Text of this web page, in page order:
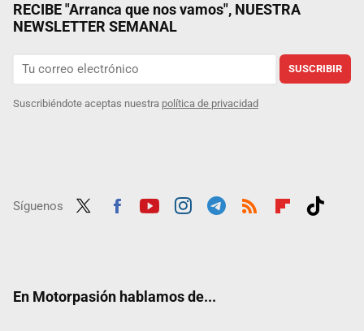
RECIBE "Arranca que nos vamos", NUESTRA
NEWSLETTER SEMANAL
SUSCRIBIR
Suscribiéndote aceptas nuestra política de privacidad
Síguenos
En Motorpasión hablamos de...